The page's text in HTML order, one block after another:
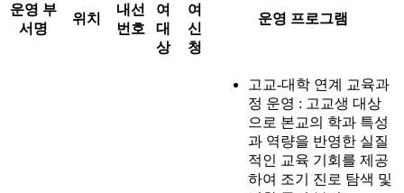
운영 부
서명
위치
내선
번호
여
대
상
여
신
청
운영 프로그램
고교-대학 연계 교육과
정 운영 : 고교생 대상
으로 본교의 학과 특성
과 역량을 반영한 실질
적인 교육 기회를 제공
하여 조기 진로 탐색 및